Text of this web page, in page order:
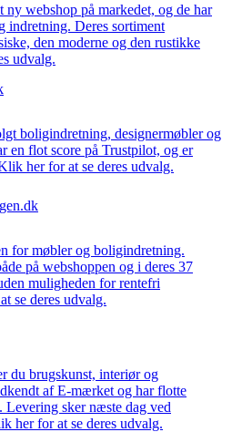
webshop på markedet, og de har
indretning. Deres sortiment
den moderne og den rustikke
udvalg.
boligindretning, designermøbler og
en flot score på Trustpilot, og er
her for at se deres udvalg.
for møbler og boligindretning.
på webshoppen og i deres 37
muligheden for rentefri
se deres udvalg.
du brugskunst, interiør og
af E-mærket og har flotte
Levering sker næste dag ved
her for at se deres udvalg.